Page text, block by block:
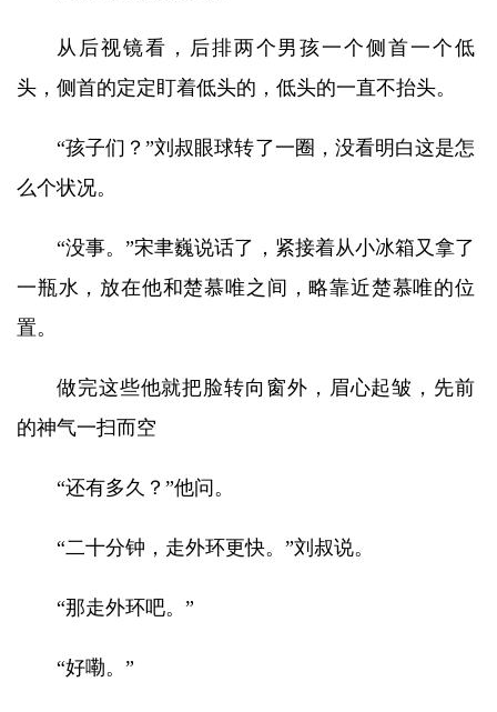
从后视镜看，后排两个男孩一个侧首一个低
头，侧首的定定盯着低头的，低头的一直不抬头。
“孩子们？”刘叔眼球转了一圈，没看明白这是怎
么个状况。
“没事。”宋聿巍说话了，紧接着从小冰箱又拿了
一瓶水，放在他和楚慕唯之间，略靠近楚慕唯的位
置。
做完这些他就把脸转向窗外，眉心起皱，先前
的神气一扫而空
“还有多久？”他问。
“二十分钟，走外环更快。”刘叔说。
“那走外环吧。”
“好嘞。”